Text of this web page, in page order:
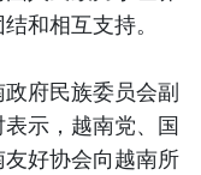
和相互支持。
府民族委员会副
示，越南党、国
好协会向越南所